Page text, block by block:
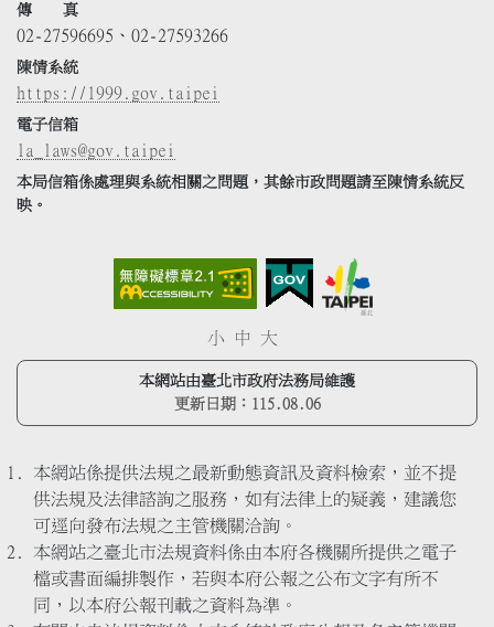
傳 真
02-27596695、02-27593266
陳情系統
https://1999.gov.taipei
電子信箱
la_laws@gov.taipei
本局信箱係處理與系統相關之問題，其餘市政問題請至陳情系統反
映。
小 中 大
本網站由臺北市政府法務局維護
更新日期： 115.08.06
本網站係提供法規之最新動態資訊及資料檢索，並不提
供法規及法律諮詢之服務，如有法律上的疑義，建議您
可逕向發布法規之主管機關洽詢。
本網站之臺北市法規資料係由本府各機關所提供之電子
檔或書面編排製作，若與本府公報之公布文字有所不
同，以本府公報刊載之資料為準。